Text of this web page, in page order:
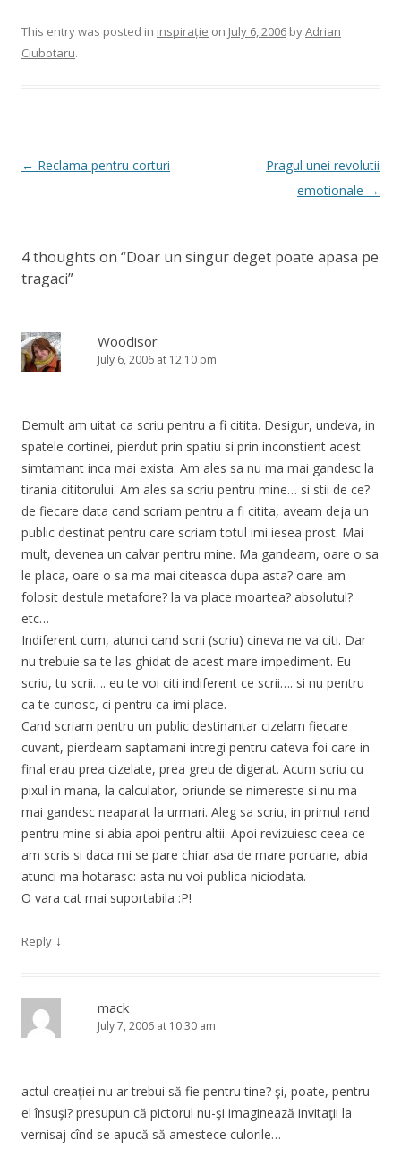
This entry was posted in inspirație on July 6, 2006 byAdrian
Ciubotaru.
Post
← Reclama pentru corturi
Pragul unei revolutii
emotionale →
4 thoughts on “Doar un singur deget poate apasa pe
tragaci”
Woodisor
July 6, 2006 at 12:10 pm
Demult am uitat ca scriu pentru a fi citita. Desigur, undeva, in
spatele cortinei, pierdut prin spatiu si prin inconstient acest
simtamant inca mai exista. Am ales sa nu ma mai gandesc la
tirania cititorului. Am ales sa scriu pentru mine… si stii de ce?
de fiecare data cand scriam pentru a fi citita, aveam deja un
public destinat pentru care scriam totul imi iesea prost. Mai
mult, devenea un calvar pentru mine. Ma gandeam, oare o sa
le placa, oare o sa ma mai citeasca dupa asta? oare am
folosit destule metafore? la va place moartea? absolutul?
etc…
Indiferent cum, atunci cand scrii (scriu) cineva ne va citi. Dar
nu trebuie sa te las ghidat de acest mare impediment. Eu
scriu, tu scrii…. eu te voi citi indiferent ce scrii…. si nu pentru
ca te cunosc, ci pentru ca imi place.
Cand scriam pentru un public destinantar cizelam fiecare
cuvant, pierdeam saptamani intregi pentru cateva foi care in
final erau prea cizelate, prea greu de digerat. Acum scriu cu
pixul in mana, la calculator, oriunde se nimereste si nu ma
mai gandesc neaparat la urmari. Aleg sa scriu, in primul rand
pentru mine si abia apoi pentru altii. Apoi revizuiesc ceea ce
am scris si daca mi se pare chiar asa de mare porcarie, abia
atunci ma hotarasc: asta nu voi publica niciodata.
O vara cat mai suportabila :P!
Reply ↓
mack
July 7, 2006 at 10:30 am
actul creaţiei nu ar trebui să fie pentru tine? şi, poate, pentru
el însuşi? presupun că pictorul nu-şi imaginează invitaţii la
vernisaj cînd se apucă să amestece culorile…